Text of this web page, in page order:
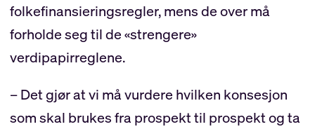
folkefinansieringsregler, mens de over må
forholde seg til de «strengere»
verdipapirreglene.
– Det gjør at vi må vurdere hvilken konsesjon
som skal brukes fra prospekt til prospekt og ta